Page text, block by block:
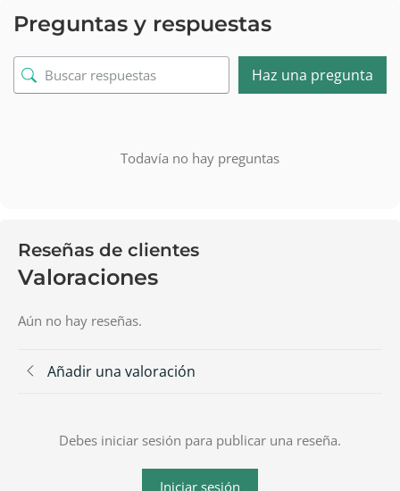
Preguntas y respuestas
Haz una pregunta
Todavía no hay preguntas
Reseñas de clientes
Valoraciones
Aún no hay reseñas.
Añadir una valoración
Debes iniciar sesión para publicar una reseña.
Iniciar sesión